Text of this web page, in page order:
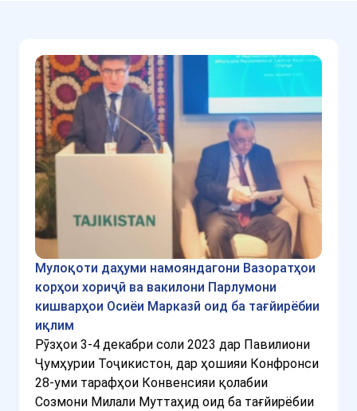
Мулоқоти даҳуми намояндагони Вазоратҳои
корҳои хориҷӣ ва вакилони Парлумони
кишварҳои Осиёи Марказӣ оид ба тағйирёбии
иқлим
Рӯзҳои 3-4 декабри соли 2023 дар Павилиони
Ҷумҳурии Тоҷикистон, дар ҳошияи Конфронси
28-уми тарафҳои Конвенсияи қолабии
Созмони Милали Муттаҳид оид ба тағйирёбии